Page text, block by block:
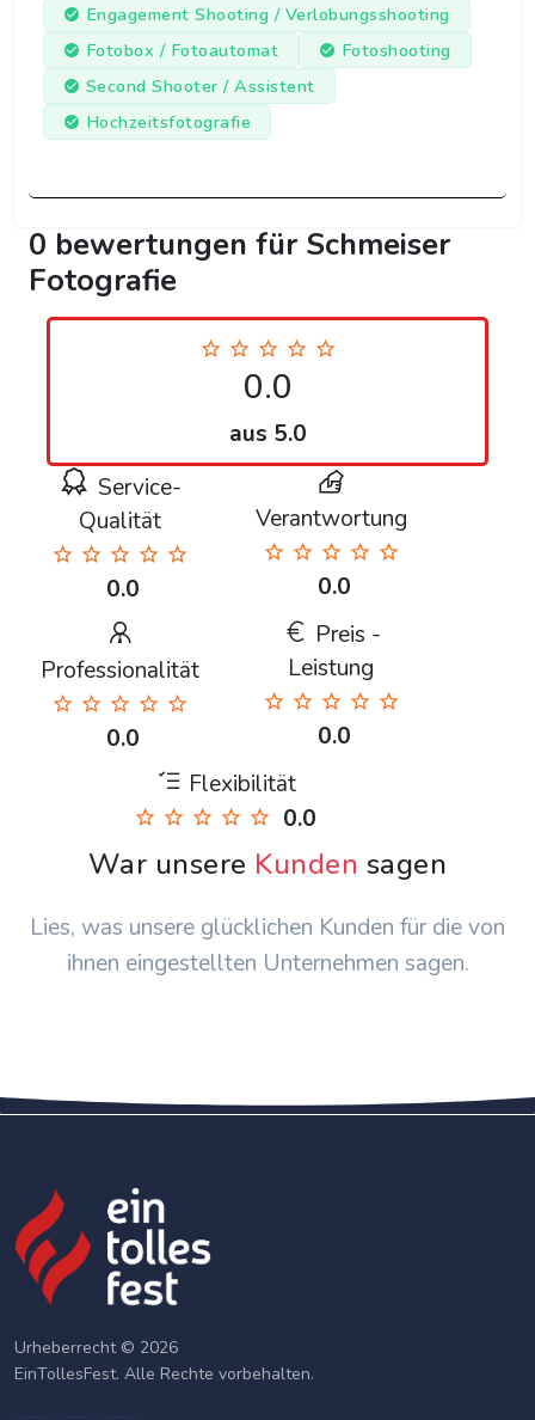
Engagement Shooting / Verlobungsshooting
Fotobox / Fotoautomat
Fotoshooting
Second Shooter / Assistent
Hochzeitsfotografie
0 bewertungen für Schmeiser
Fotografie
0.0
aus 5.0
Service-
Qualität
0.0
Verantwortung
0.0
Professionalität
0.0
Preis -
Leistung
0.0
Flexibilität
0.0
War unsere Kunden sagen
Lies, was unsere glücklichen Kunden für die von
ihnen eingestellten Unternehmen sagen.
Urheberrecht © 2026
EinTollesFest. Alle Rechte vorbehalten.